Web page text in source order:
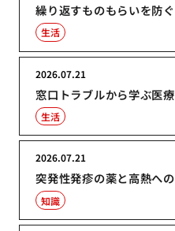
繰り返すものもらいを防
生活
窓口トラブルから学ぶ医
2026.07.21
生活
突発性発疹の薬と高熱へ
2026.07.21
知識